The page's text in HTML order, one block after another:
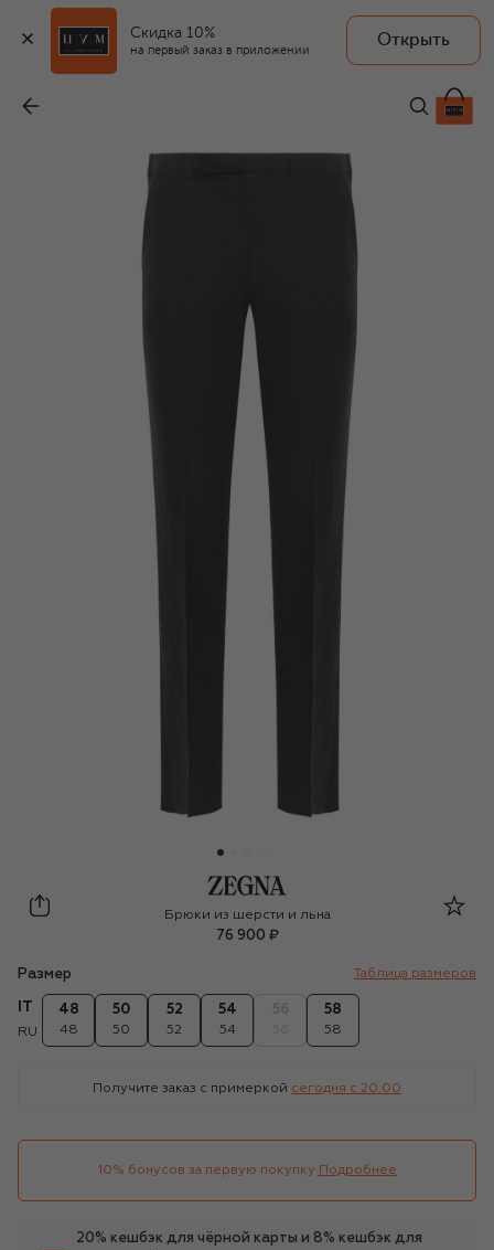
Скидка 10%
на первый заказ в приложении
Открыть
76 900 ₽
Zegna
Брюки из шерсти и льна
76 900 ₽
Размер Таблица размеров
RU
48
48
50
50
52
52
54
54
58
58
Получите заказ с примеркой сегодня c 20:00
10% бонусов за первую покупку Подробнее
20% кешбэк для чёрной карты и 8% кешбэк для